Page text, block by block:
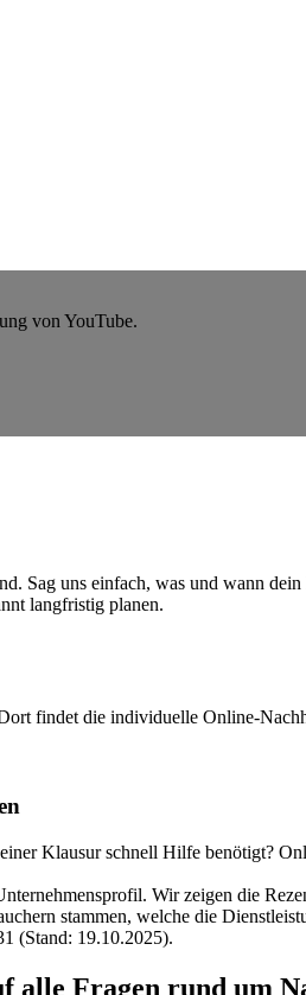
von YouTube.
Sag uns einfach, was und wann
langfristig planen.
findet die individuelle Online-
Klausur schnell Hilfe benötigt?
Wir zeigen die
stammen, welche die
(Stand: 19.10.2025).
Fragen rund um